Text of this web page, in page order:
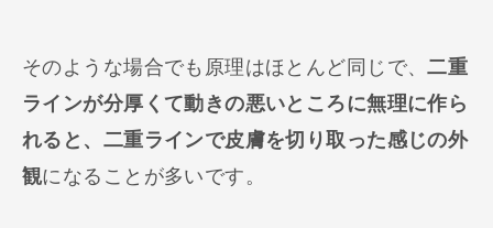
そのような場合でも原理はほとんど同じで、二重
ラインが分厚くて動きの悪いところに無理に作ら
れると、二重ラインで皮膚を切り取った感じの外
観になることが多いです。